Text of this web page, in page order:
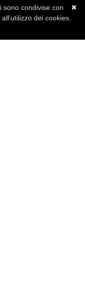
✖
sono condivise con
dei cookies.